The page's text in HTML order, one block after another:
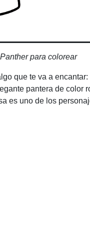
para colorear
que te va a encantar:
pantera de color
es uno de los